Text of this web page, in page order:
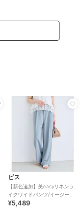
ビス
【新色追加】美easyリネンラ
イクワイドパンツ/イージーケ
ア・接触冷感・セットアップ
¥5,489